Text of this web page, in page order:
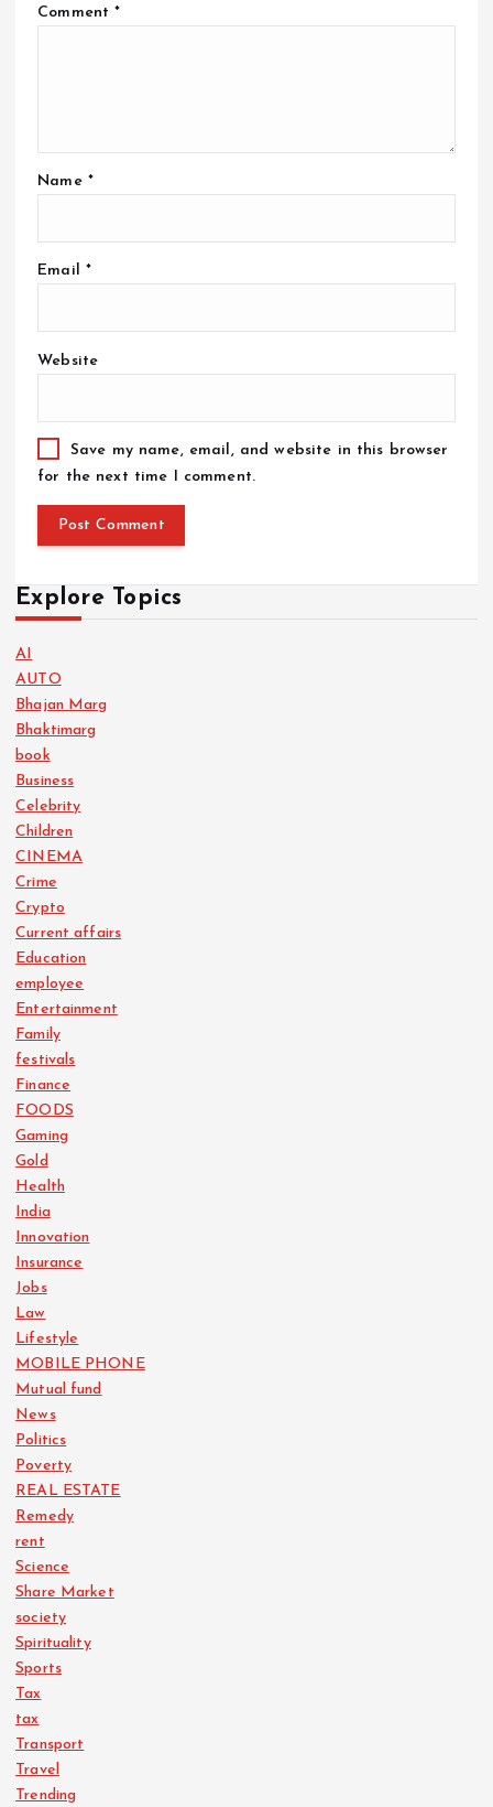
Comment*
Name *
Email *
Website
Save my name, email, and website in this browser
for the next time I comment.
Explore Topics
AI
AUTO
Bhajan Marg
Bhaktimarg
book
Business
Celebrity
Children
CINEMA
Crime
Crypto
Current affairs
Education
employee
Entertainment
Family
festivals
Finance
FOODS
Gaming
Gold
Health
India
Innovation
Insurance
Jobs
Law
Lifestyle
MOBILE PHONE
Mutual fund
News
Politics
Poverty
REAL ESTATE
Remedy
rent
Science
Share Market
society
Spirituality
Sports
Tax
tax
Transport
Travel
Trending